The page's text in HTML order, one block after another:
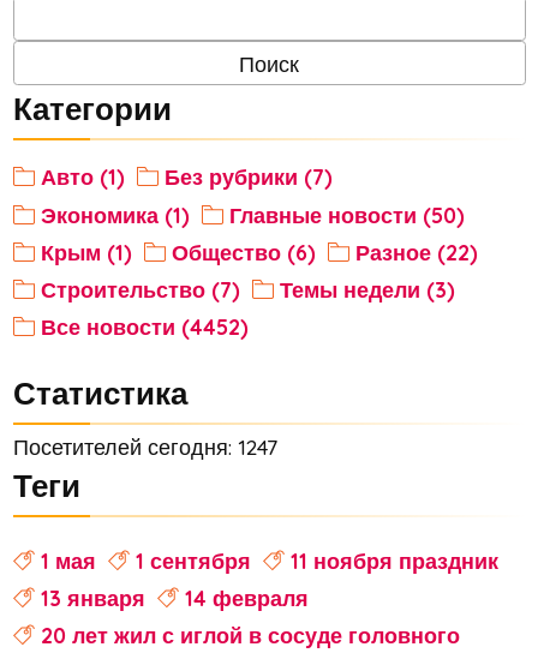
Категории
Авто (1)
Без рубрики (7)
Экономика (1)
Главные новости (50)
Крым (1)
Общество (6)
Разное (22)
Строительство (7)
Темы недели (3)
Все новости (4452)
Статистика
Посетителей сегодня: 1247
Теги
1 мая 1 сентября
11 ноября праздник
13 января
14 февраля
20 лет жил с иглой в сосуде головного